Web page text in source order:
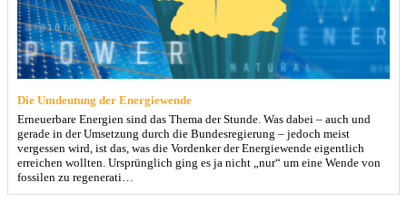
Die Umdeutung der Energiewende
Erneuerbare Energien sind das Thema der Stunde. Was dabei – auch und
gerade in der Umsetzung durch die Bundesregierung – jedoch meist
vergessen wird, ist das, was die Vordenker der Energiewende eigentlich
erreichen wollten. Ursprünglich ging es ja nicht „nur“ um eine Wende von
fossilen zu regenerati…